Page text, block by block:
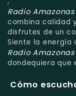
Radio Amazonas
combina calidad
disfrutes de un
Siente la energía
Radio Amazonas
dondequiera que
Cómo